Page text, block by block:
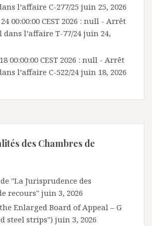
l’affaire C-277/25 juin 25, 2026
00:00:00 CEST 2026 : null - Arrêt
l’affaire T-77/24juin 24,
00:00:00 CEST 2026 : null - Arrêt
l’affaire C-522/24juin 18, 2026
des Chambres de
"La Jurisprudence des
recours" juin 3, 2026
Enlarged Board of Appeal – G
steel strips") juin 3, 2026